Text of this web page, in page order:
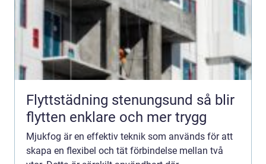
Flyttstädning stenungsund så blir
flytten enklare och mer trygg
Mjukfog är en effektiv teknik som används för att
skapa en flexibel och tät förbindelse mellan två